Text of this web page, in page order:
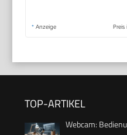
* Anzeige Preis
TOP-ARTIKEL
Webcam: